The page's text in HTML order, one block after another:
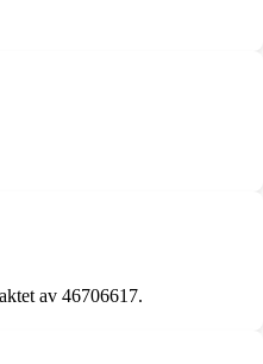
av 46706617.